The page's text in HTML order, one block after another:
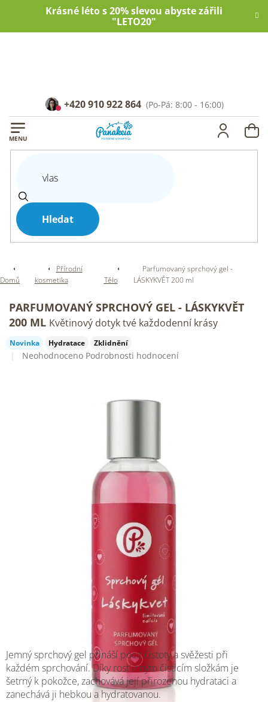
Krásné léto s 20% slevou abyste zářili
"LETO20"
Hledat
+420 910 922 864
Domů
Přírodní
kosmetika
Tělo
Parfumovaný sprchový gel -
LÁSKYKVĚT 200 ml
PARFUMOVANÝ SPRCHOVÝ GEL - LÁSKYKVĚT
200 ML Květinový dotyk tvé každodenní krásy
Novinka Hydratace Zklidnění
Průměrné
Neohodnoceno Podrobnosti hodnocení
Jemný sprchový gel přináší pocit čistoty a svěžesti při
každém sprchování. Díky rostlinným čisticím složkám je
šetrný k pokožce, zachovává její přirozenou hydrataci a
zanechává ji hebkou a hydratovanou.